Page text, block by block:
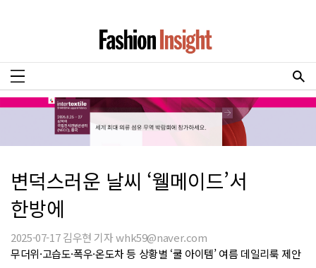
변덕스러운 날씨 ‘웰메이드’서
한방에
2025-07-17 김우현 기자 whk59@naver.com
무더위·고습도·폭우·온도차 등 상황별 ‘쿨 아이템’ 여름 데일리룩 제안